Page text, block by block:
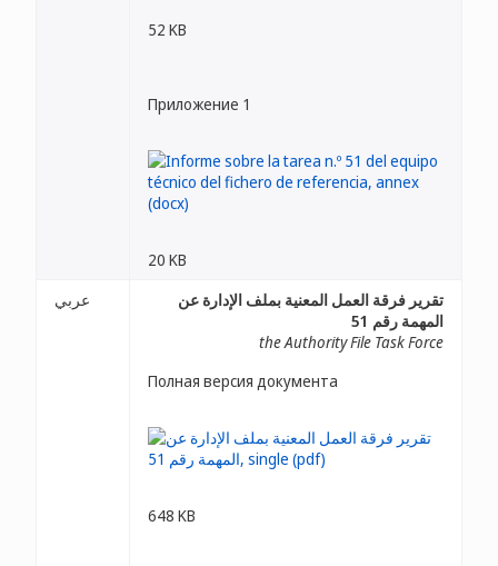
52 KB
Приложение 1
20 KB
عربي
تقرير فرقة العمل المعنية بملف الإدارة عن
المهمة رقم 51
the Authority File Task Force
Полная версия документа
648 KB